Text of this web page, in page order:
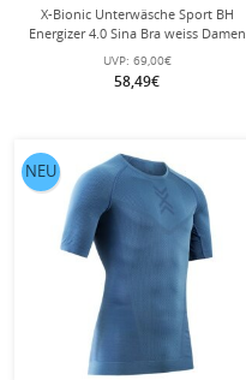
X-Bionic Unterwäsche Sport BH
Energizer 4.0 Sina Bra weiss Damen
UVP: 69,00€
58,49€
NEU